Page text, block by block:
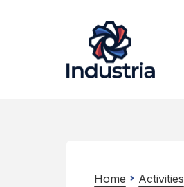
Home Activities